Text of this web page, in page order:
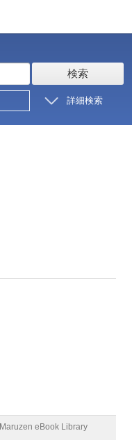
検索
詳細検索
Maruzen eBook Library